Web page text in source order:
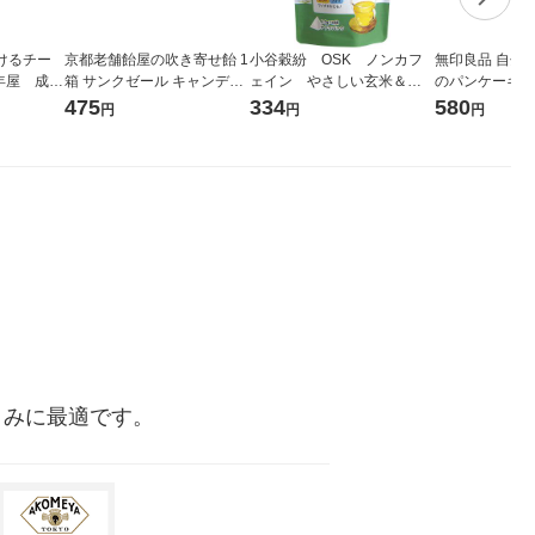
るチー
屋 成城
京都老舗飴屋の吹き寄せ飴 1
箱 サンクゼール キャンディ
キャンディー 飴
475円
小谷穀紛 OSK ノンカフ
ェイン やさしい玄米＆グ
リーンルイボス 3.5g 1袋
334円
無印良品 自分
のパンケーキ
分）1セット（
580円
に最適です。